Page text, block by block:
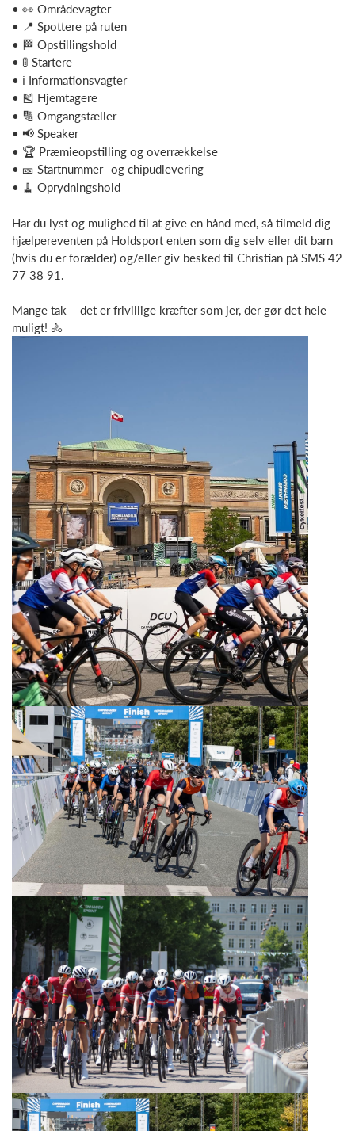
• 👀 Områdevagter
• 📍 Spottere på ruten
• 🏁 Opstillingshold
• 🚦 Startere
• ℹ️ Informationsvagter
• 🎽 Hjemtagere
• 🔢 Omgangstæller
• 📢 Speaker
• 🏆 Præmieopstilling og overrækkelse
• 🎫 Startnummer- og chipudlevering
• 🧹 Oprydningshold
Har du lyst og mulighed til at give en hånd med, så tilmeld dig
hjælpereventen på Holdsport enten som dig selv eller dit barn
(hvis du er forælder) og/eller giv besked til Christian på SMS 42
77 38 91.
Mange tak – det er frivillige kræfter som jer, der gør det hele
muligt! 🚴